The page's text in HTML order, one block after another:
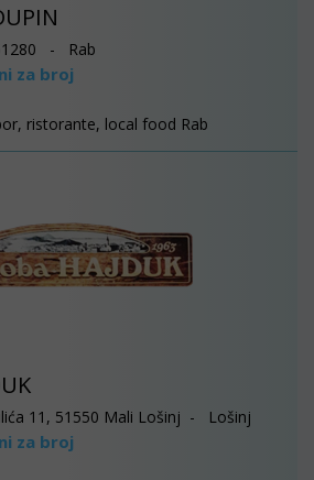
- Rab
za broj
ristorante, local food Rab
11, 51550 Mali Lošinj - Lošinj
za broj